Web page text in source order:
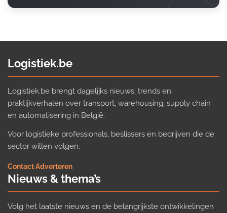
Logistiek.be
Logistiek.be brengt dagelijks nieuws, trends en
praktijkverhalen over transport, warehousing, supply chain
en automatisering in België.
Voor logistieke professionals, beslissers en bedrijven die de
sector willen volgen.
Contact·Adverteren
Nieuws & thema’s
Volg het laatste nieuws en de belangrijkste ontwikkelingen